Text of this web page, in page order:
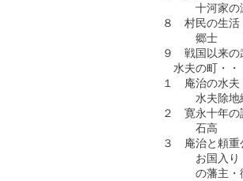
十河家の滅
８　村民の生
郷士
９　戦国以来
水夫の町・・
１　庵治の水
水夫除地絵
２　寛永十年
石高
３　庵治と頼
お国入り・
の藩主・御